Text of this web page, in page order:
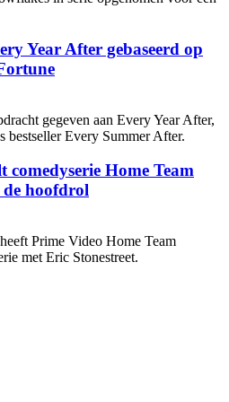
Year After gebaseerd op
gegeven aan Every Year After,
bestseller Every Summer After.
Home Team
de hoofdrol
Prime Video Home Team
met Eric Stonestreet.